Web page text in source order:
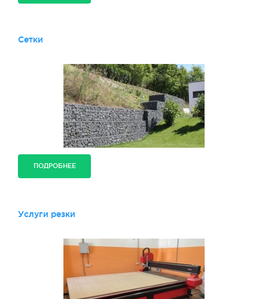
Сетки
ПОДРОБНЕЕ
Услуги резки